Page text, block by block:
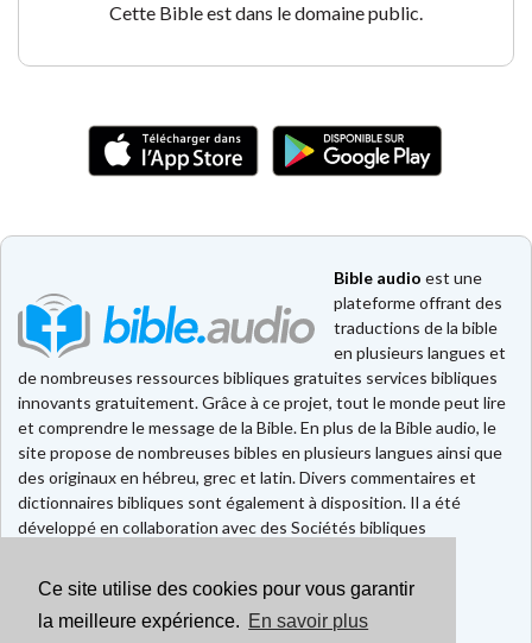
Ce site utilise des cookies pour vous garantir
la meilleure expérience. En savoir plus
Cette Bible est dans le domaine public.
Bible audio est une
plateforme offrant des
traductions de la bible
en plusieurs langues et
de nombreuses ressources bibliques gratuites services bibliques
innovants gratuitement. Grâce à ce projet, tout le monde peut lire
et comprendre le message de la Bible. En plus de la Bible audio, le
site propose de nombreuses bibles en plusieurs langues ainsi que
des originaux en hébreu, grec et latin. Divers commentaires et
dictionnaires bibliques sont également à disposition. Il a été
développé en collaboration avec des Sociétés bibliques
Faire un don
Contact